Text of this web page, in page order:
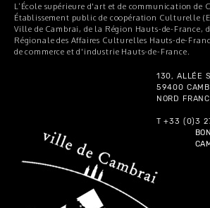
L’École supérieure d'art et de communication de
Établissement public de coopération Culturelle
Ville de Cambrai, de la Région Hauts-de-France,
Régionale des Affaires Culturelles Hauts-de-
de commerce et d'industrie Hauts-de-France.
130, ALLÉE
59400
NORD
T +33 (0)3